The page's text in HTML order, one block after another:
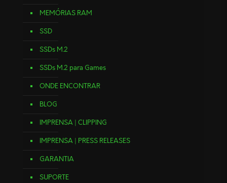
MEMÓRIAS RAM
SSD
SSDs M.2
SSDs M.2 para Games
ONDE ENCONTRAR
BLOG
IMPRENSA | CLIPPING
IMPRENSA | PRESS RELEASES
GARANTIA
SUPORTE